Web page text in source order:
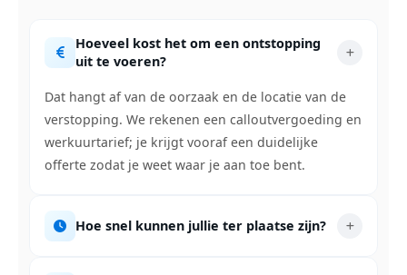
Hoeveel kost het om een ontstopping
uit te voeren?
Dat hangt af van de oorzaak en de locatie van de
verstopping. We rekenen een calloutvergoeding en
werkuurtarief; je krijgt vooraf een duidelijke
offerte zodat je weet waar je aan toe bent.
Hoe snel kunnen jullie ter plaatse zijn?